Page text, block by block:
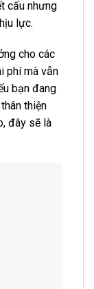
cấu nhưng
lực.
cho các
phí mà vẫn
bạn đang
thiện
đây sẽ là